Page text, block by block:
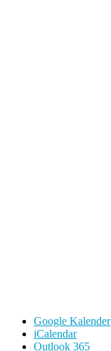
Google Kalender
iCalendar
Outlook 365